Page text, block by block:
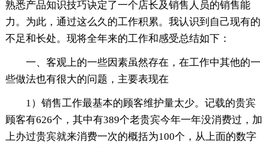
熟悉产品知识技巧诀定了一个店长及销售人员的销售能
力。为此，通过这么久的工作积累。我认识到自己现有的
不足和长处。现将全年来的工作和感受总结如下：
一、客观上的一些因素虽然存在，在工作中其他的一
些做法也有很大的问题，主要表现在
1）销售工作最基本的顾客维护量太少。记载的贵宾
顾客有626个，其中有389个老贵宾今年一年没消费过，加
上办过贵宾就来消费一次的概括为100个，从上面的数字